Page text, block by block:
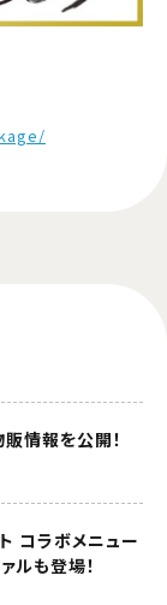
販情報を公開！
コラボメニュー
ルも登場！